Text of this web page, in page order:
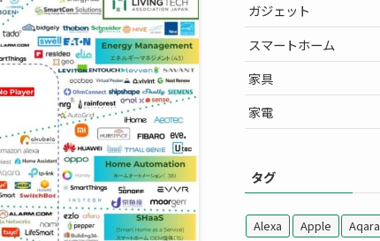
ガジェット
スマートホーム
家具
家電
タグ
Alexa Apple Aqara